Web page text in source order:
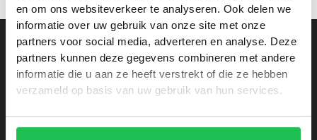
en om ons websiteverkeer te analyseren. Ook delen we
informatie over uw gebruik van onze site met onze
partners voor social media, adverteren en analyse. Deze
partners kunnen deze gegevens combineren met andere
informatie die u aan ze heeft verstrekt of die ze hebben
verzameld op basis van uw gebruik van hun services.
Bekijk meer van onze
projecten